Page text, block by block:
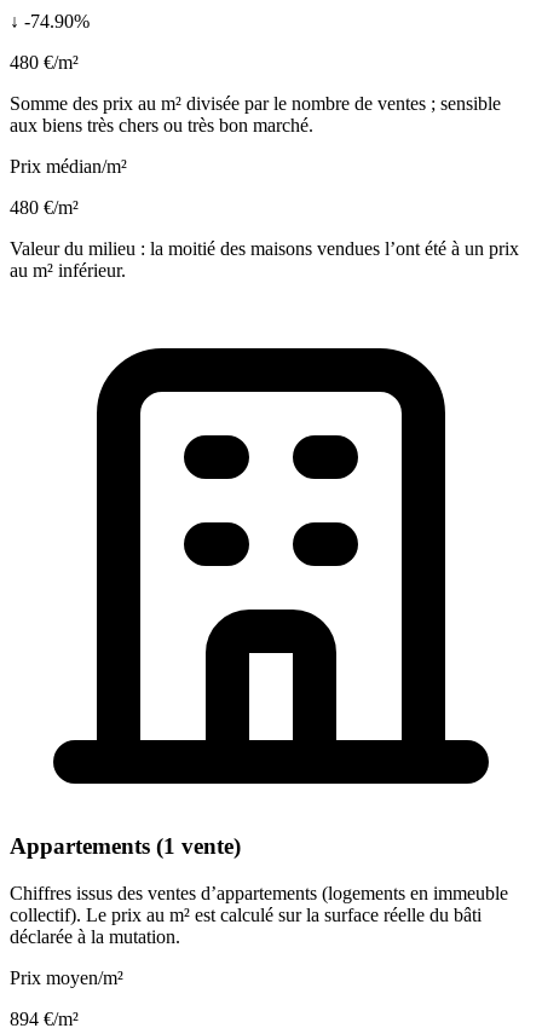
↓ -74.90%
480 €/m²
Somme des prix au m² divisée par le nombre de ventes ; sensible
aux biens très chers ou très bon marché.
Prix médian/m²
480 €/m²
Valeur du milieu : la moitié des maisons vendues l’ont été à un prix
au m² inférieur.
Appartements (1 vente)
Chiffres issus des ventes d’appartements (logements en immeuble
collectif). Le prix au m² est calculé sur la surface réelle du bâti
déclarée à la mutation.
Prix moyen/m²
894 €/m²